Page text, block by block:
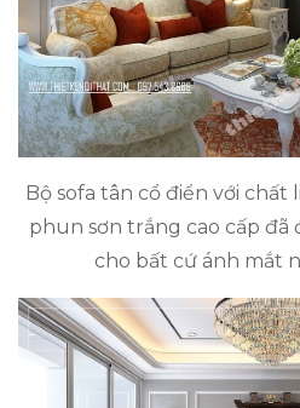
Bộ sofa tân cổ điển với
phun sơn trắng cao cấp đã
cho bất cứ ánh mắt